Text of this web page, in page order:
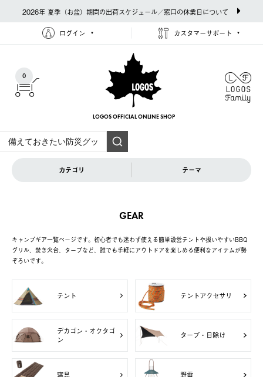
2026年 夏季（お盆）期間の出荷スケジュール／窓口の休業日について
ログイン カスタマーサポート
0
LOGOS OFFICIAL ONLINE SHOP
カテゴリ テーマ
GEAR
キャンプギア一覧ページです。初心者でも迷わず使える簡単設営テントや扱いやすいBBQ
グリル、焚き火台、タープなど、誰でも手軽にアウトドアを楽しめる便利なアイテムが勢
ぞろいです。
テント テントアクセサリ
デカゴン・オクタゴ
ン
タープ・日除け
寝具 野電